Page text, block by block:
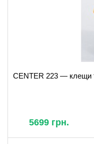
CENTER 223 — клещи
5699 грн.